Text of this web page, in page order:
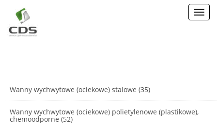
Wanny wychwytowe (ociekowe) stalowe (35)
Wanny wychwytowe (ociekowe) polietylenowe (plastikowe),
chemoodporne (52)